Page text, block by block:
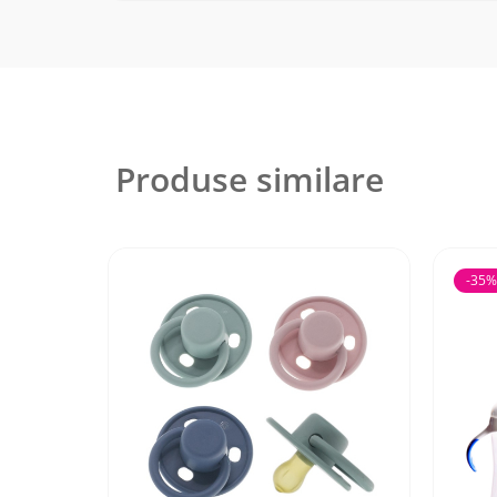
Produse similare
-35%